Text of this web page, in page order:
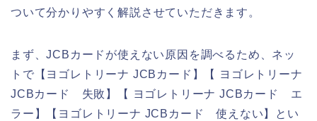
ついて分かりやすく解説させていただきます。
まず、JCBカードが使えない原因を調べるため、ネッ
トで【ヨゴレトリーナ JCBカード】【 ヨゴレトリーナ
JCBカード 失敗】【 ヨゴレトリーナ JCBカード エ
ラー】【ヨゴレトリーナ JCBカード 使えない】とい